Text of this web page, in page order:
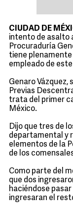
CIUDAD DE
intento de asalto
Procuraduría
tiene plenamente
empleado de
Genaro Vázquez,
Previas
trata del primer
México.
Dijo que tres de
departamental y
elementos de la
de los
Como parte del
que dos
haciéndose
ingresaran el